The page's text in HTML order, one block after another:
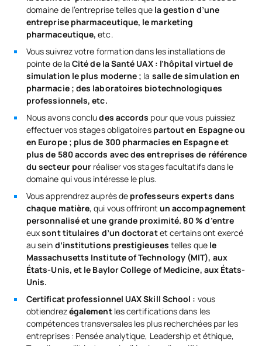
domaine de l’entreprise telles que la gestion d’une
entreprise pharmaceutique, le marketing
pharmaceutique,etc.
Vous suivrez votre formation dans les installations de
pointe de laCité de la Santé UAX : l’hôpital virtuel de
simulation le plus moderne ; la salle de simulation en
pharmacie ; des laboratoires biotechnologiques
professionnels, etc.
Nous avons concludes accords pour que vous puissiez
effectuer vos stages obligatoires partout en Espagne ou
en Europe ; plus de 300 pharmacies en Espagne et
plus de 580 accords avec des entreprises de référence
du secteur pour réaliser vos stages facultatifs dans le
domaine qui vous intéresse le plus.
Vous apprendrez auprès de professeurs experts dans
chaque matière, qui vous offriront un accompagnement
personnalisé et une grande proximité. 80 % d’entre
euxsont titulaires d’un doctoratet certains ont exercé
au sein d’institutions prestigieuses telles que le
Massachusetts Institute of Technology (MIT), aux
États-Unis, et le Baylor College of Medicine, aux États-
Unis.
Certificat professionnel UAX Skill School : vous
obtiendrezégalement les certifications dans les
compétences transversales les plus recherchées par les
entreprises : Pensée analytique, Leadership et éthique,